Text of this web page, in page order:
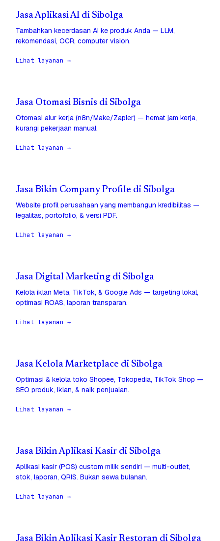
Jasa Aplikasi AI di Sibolga
Tambahkan kecerdasan AI ke produk Anda — LLM,
rekomendasi, OCR, computer vision.
Lihat layanan →
Jasa Otomasi Bisnis di Sibolga
Otomasi alur kerja (n8n/Make/Zapier) — hemat jam kerja,
kurangi pekerjaan manual.
Lihat layanan →
Jasa Bikin Company Profile di Sibolga
Website profil perusahaan yang membangun kredibilitas —
legalitas, portofolio, & versi PDF.
Lihat layanan →
Jasa Digital Marketing di Sibolga
Kelola iklan Meta, TikTok, & Google Ads — targeting lokal,
optimasi ROAS, laporan transparan.
Lihat layanan →
Jasa Kelola Marketplace di Sibolga
Optimasi & kelola toko Shopee, Tokopedia, TikTok Shop —
SEO produk, iklan, & naik penjualan.
Lihat layanan →
Jasa Bikin Aplikasi Kasir di Sibolga
Aplikasi kasir (POS) custom milik sendiri — multi-outlet,
stok, laporan, QRIS. Bukan sewa bulanan.
Lihat layanan →
Jasa Bikin Aplikasi Kasir Restoran di Sibolga